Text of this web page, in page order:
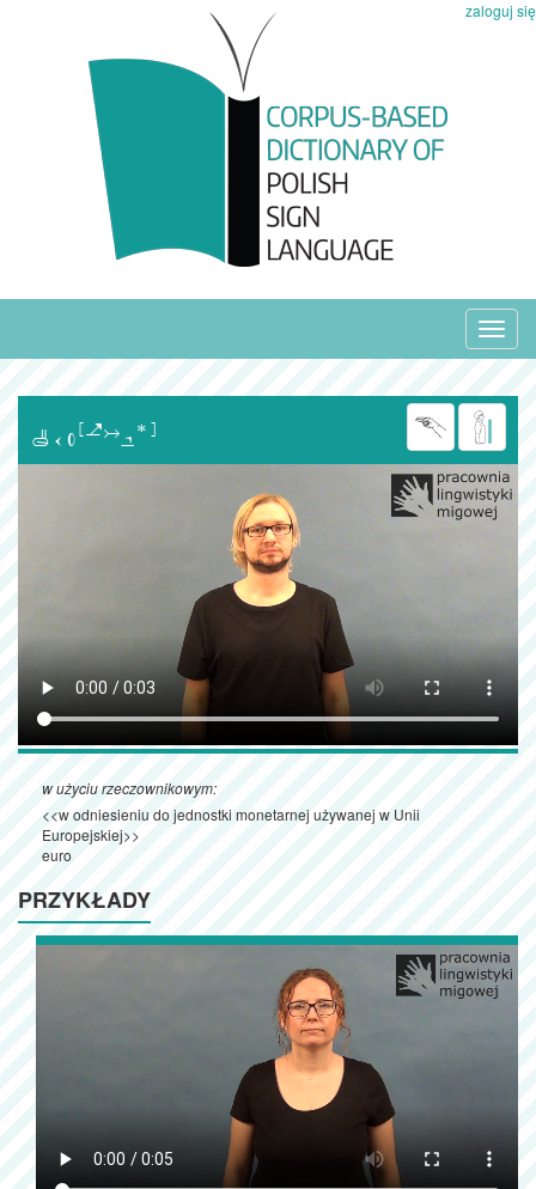
zaloguj się

w użyciu rzeczownikowym:
<<w odniesieniu do jednostki monetarnej używanej w Unii
Europejskiej>>
euro
PRZYKŁADY